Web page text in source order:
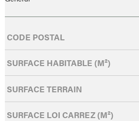
Caractérisque Valeurs
CODE POSTAL
SURFACE HABITABLE (M²)
SURFACE TERRAIN
SURFACE LOI CARREZ (M²)